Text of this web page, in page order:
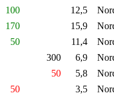
100 12,5
170 15,9
50 11,4
300 6,9
50 5,8
50 3,5